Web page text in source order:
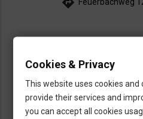
Seidler Jozsef -
Goethestrasse
Cookies & Privacy
This website uses cookies
provide their services and
you can accept all cookies